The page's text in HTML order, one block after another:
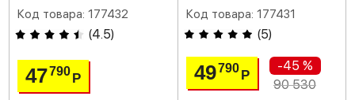
Код товара: 177432
(4.5)
47790Р
Код товара: 177431
(5)
49790 Р
-45 %
90 530